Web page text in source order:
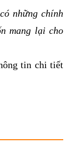
những chính
mang lại cho
tin chi tiết